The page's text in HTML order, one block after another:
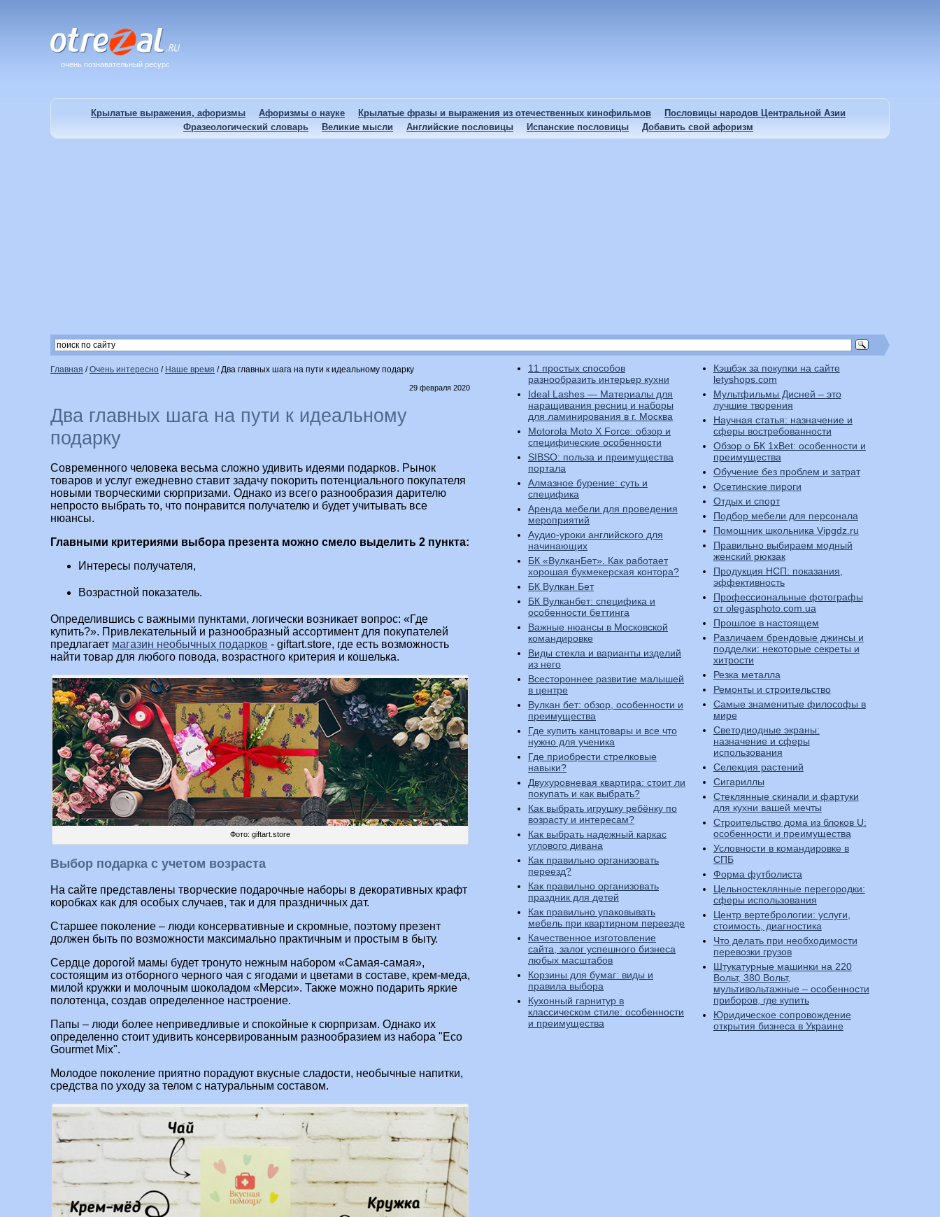
очень познавательный ресурс
Крылатые выражения, афоризмы Афоризмы о науке Крылатые фразы и выражения из отечественных кинофильмов
Пословицы народов Центральной Азии
Фразеологический словарь
Великие мысли Английские пословицы Испанские пословицы Добавить свой афоризм
Главная /Очень интересно / Наше время /Два главных шага на пути к идеальному подарку
29 февраля 2020
Два главных шага на пути к идеальному
подарку
Современного человека весьма сложно удивить идеями подарков. Рынок
товаров и услуг ежедневно ставит задачу покорить потенциального покупателя
новыми творческими сюрпризами. Однако из всего разнообразия дарителю
непросто выбрать то, что понравится получателю и будет учитывать все
нюансы.
Главными критериями выбора презента можно смело выделить 2 пункта:
Интересы получателя,
Возрастной показатель.
Определившись с важными пунктами, логически возникает вопрос: «Где
купить?». Привлекательный и разнообразный ассортимент для покупателей
предлагает магазин необычных подарков - giftart.store, где есть возможность
найти товар для любого повода, возрастного критерия и кошелька.
Фото: giftart.store
Выбор подарка с учетом возраста
На сайте представлены творческие подарочные наборы в декоративных крафт
коробках как для особых случаев, так и для праздничных дат.
Старшее поколение – люди консервативные и скромные, поэтому презент
должен быть по возможности максимально практичным и простым в быту.
Сердце дорогой мамы будет тронуто нежным набором «Самая-самая»,
состоящим из отборного черного чая с ягодами и цветами в составе, крем-меда,
милой кружки и молочным шоколадом «Мерси». Также можно подарить яркие
полотенца, создав определенное настроение.
Папы – люди более неприведливые и спокойные к сюрпризам. Однако их
определенно стоит удивить консервированным разнообразием из набора "Eco
Gourmet Mix".
Молодое поколение приятно порадуют вкусные сладости, необычные напитки,
средства по уходу за телом с натуральным составом.
11 простых способов
разнообразить интерьер кухни
Ideal Lashes — Материалы для
наращивания ресниц и наборы
для ламинирования в г. Москва
Motorola Moto X Force: обзор и
специфические особенности
SIBSO: польза и преимущества
портала
Алмазное бурение: суть и
специфика
Аренда мебели для проведения
мероприятий
Аудио-уроки английского для
начинающих
БК «ВулканБет». Как работает
хорошая букмекерская контора?
БК Вулкан Бет
БК Вулканбет: специфика и
особенности беттинга
Важные нюансы в Московской
командировке
Виды стекла и варианты изделий
из него
Всестороннее развитие малышей
в центре
Вулкан бет: обзор, особенности и
преимущества
Где купить канцтовары и все что
нужно для ученика
Где приобрести стрелковые
навыки?
Двухуровневая квартира: стоит ли
покупать и как выбрать?
Как выбрать игрушку ребёнку по
возрасту и интересам?
Как выбрать надежный каркас
углового дивана
Как правильно организовать
переезд?
Как правильно организовать
праздник для детей
Как правильно упаковывать
мебель при квартирном переезде
Качественное изготовление
сайта, залог успешного бизнеса
любых масштабов
Корзины для бумаг: виды и
правила выбора
Кухонный гарнитур в
классическом стиле: особенности
и преимущества
Кэшбэк за покупки на сайте
letyshops.com
Мультфильмы Дисней – это
лучшие творения
Научная статья: назначение и
сферы востребованности
Обзор о БК 1xBet: особенности и
преимущества
Обучение без проблем и затрат
Осетинские пироги
Отдых и спорт
Подбор мебели для персонала
Помощник школьника Vipgdz.ru
Правильно выбираем модный
женский рюкзак
Продукция НСП: показания,
эффективность
Профессиональные фотографы
от olegasphoto.com.ua
Прошлое в настоящем
Различаем брендовые джинсы и
подделки: некоторые секреты и
хитрости
Резка металла
Ремонты и строительство
Самые знаменитые философы в
мире
Светодиодные экраны:
назначение и сферы
использования
Селекция растений
Сигариллы
Стеклянные скинали и фартуки
для кухни вашей мечты
Строительство дома из блоков U:
особенности и преимущества
Условности в командировке в
СПБ
Форма футболиста
Цельностеклянные перегородки:
сферы использования
Центр вертебрологии: услуги,
стоимость, диагностика
Что делать при необходимости
перевозки грузов
Штукатурные машинки на 220
Вольт, 380 Вольт,
мультивольтажные – особенности
приборов, где купить
Юридическое сопровождение
открытия бизнеса в Украине